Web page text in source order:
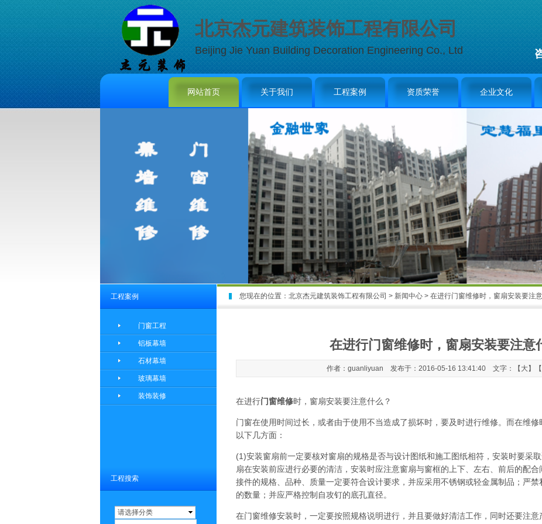
网站首页 关于我们 工程案例 资质荣誉 企业文化
北京杰元建筑装饰工程有限公司
Beijing Jie Yuan Building Decoration Engineering Co., Ltd
您现在的位置： 北京杰元建筑装饰工程有限公司 > 新闻中心 > 在进行门窗维修时，窗扇安装要注
工程搜索
请选择分类
在进行门窗维修时，窗扇安装要注意
作者：guanliyuan 发布于：2016-05-16 13:41:40 文字：【 大】【
在进行门窗维修时，窗扇安装要注意什么？
门窗在使用时间过长，或者由于使用不当造成了损坏时，要及时进行维修。而在维
以下几方面：
(1)安装窗扇前一定要核对窗扇的规格是否与设计图纸和施工图纸相符，安装时要采
扇在安装前应进行必要的清洁，安装时应注意窗扇与窗框的上下、左右、前后的配
接件的规格、品种、质量一定要符合设计要求，并应采用不锈钢或轻金属制品；严
的数量；并应严格控制自攻钉的底孔直径。
在门窗维修安装时，一定要按照规格说明进行，并且要做好清洁工作，同时还要注
工程案例
门窗工程
铝板幕墙
石材幕墙
玻璃幕墙
装饰装修